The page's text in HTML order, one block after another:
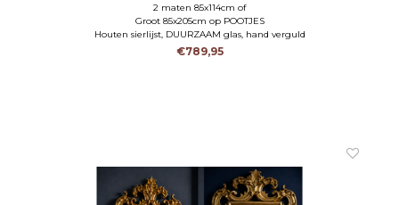
2 maten 85x114cm of
Groot 85x205cm op POOTJES
Houten sierlijst, DUURZAAM glas, hand verguld
€789,95